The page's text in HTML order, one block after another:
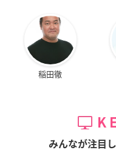
稲田徹
みんなが注目